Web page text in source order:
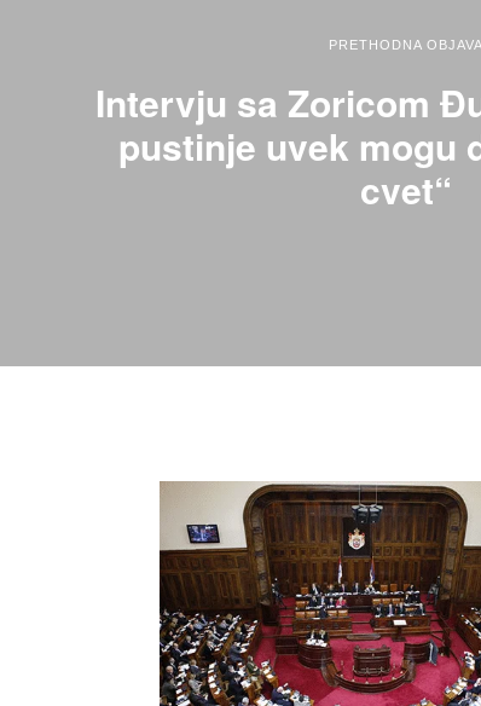
PRETHODNA OBJAVA
Intervju sa Zoricom
pustinje uvek mogu
cvet“